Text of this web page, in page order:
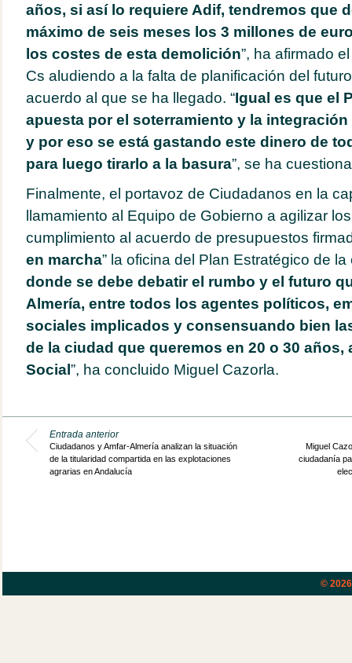
años, si así lo requiere Adif, tendremos que
máximo de seis meses los 3 millones de
los costes de esta demolición”, ha afirmado
Cs aludiendo a la falta de planificación del
acuerdo al que se ha llegado. “Igual es que el
apuesta por el soterramiento y la
y por eso se está gastando este dinero de
para luego tirarlo a la basura”, se ha
Finalmente, el portavoz de Ciudadanos en la
llamamiento al Equipo de Gobierno a agilizar
cumplimiento al acuerdo de presupuestos
en marcha” la oficina del Plan Estratégico de la
donde se debe debatir el rumbo y el futuro
Almería, entre todos los agentes políticos,
sociales implicados y consensuando bien
de la ciudad que queremos en 20 o 30 años,
Social”, ha concluido Miguel Cazorla.
Entrada anterior
Ciudadanos y Amfar-Almería analizan la situación
de la titularidad compartida en las explotaciones
agrarias en Andalucía
Miguel
ciudadanía
©